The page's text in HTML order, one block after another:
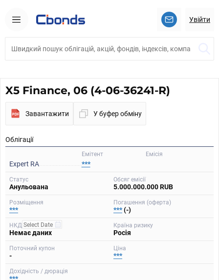
Увійти
X5 Finance, 06 (4-06-36241-R)
Завантажити У буфер обміну
Облігації
Емісія
Емітент
Expert RA ***
Статус
Анульована
Обсяг емісії
5.000.000.000 RUB
Розміщення
***
Погашення (оферта)
***(-)
НКД
Немає даних
Країна ризику
Росія
Поточний купон
-
Ціна
***
Дохідність / дюрація